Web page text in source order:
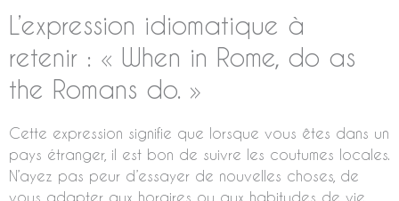
L’expression idiomatique à
retenir : « When in Rome, do as
the Romans do. »
Cette expression signifie que lorsque vous êtes dans un
pays étranger, il est bon de suivre les coutumes locales.
N’ayez pas peur d’essayer de nouvelles choses, de
vous adapter aux horaires ou aux habitudes de vie.